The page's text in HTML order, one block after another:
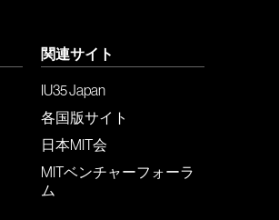
関連サイト
IU35 Japan
各国版サイト
日本MIT会
MITベンチャーフォーラ
ム